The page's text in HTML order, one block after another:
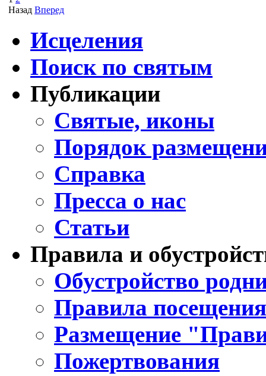
Назад Вперед
Исцеления
Поиск по святым
Публикации
Святые, иконы
Порядок
Справка
Пресса о нас
Статьи
Правила и
Обустройство
Правила
Размещение
Пожертвования